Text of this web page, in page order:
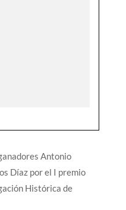
Antonio
Díaz por el I premio
Histórica de